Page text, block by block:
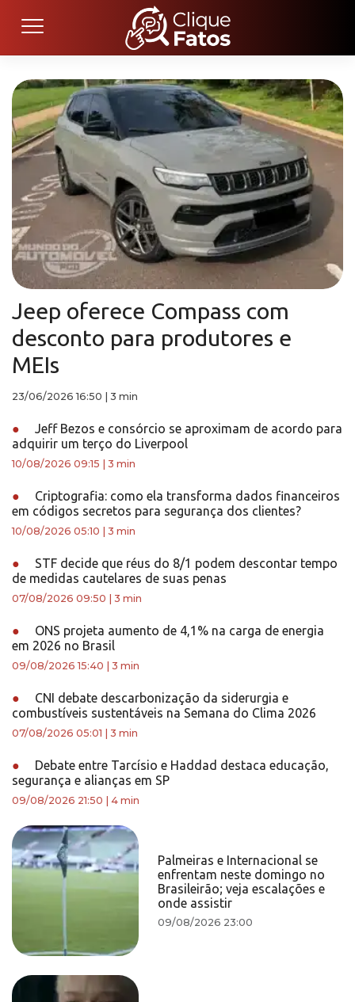
Jeep oferece Compass com
desconto para produtores e
MEIs
23/06/2026 16:50 3 min
●
Jeff Bezos e consórcio se aproximam de acordo para
adquirir um terço do Liverpool
10/08/2026 09:15 3 min
●
Criptografia: como ela transforma dados financeiros
em códigos secretos para segurança dos clientes?
10/08/2026 05:10 3 min
●
STF decide que réus do 8/1 podem descontar tempo
de medidas cautelares de suas penas
07/08/2026 09:50 3 min
●
ONS projeta aumento de 4,1% na carga de energia
em 2026 no Brasil
09/08/2026 15:40 3 min
●
CNI debate descarbonização da siderurgia e
combustíveis sustentáveis na Semana do Clima 2026
07/08/2026 05:01 3 min
●
Debate entre Tarcísio e Haddad destaca educação,
segurança e alianças em SP
09/08/2026 21:50 4 min
Palmeiras e Internacional se
enfrentam neste domingo no
Brasileirão; veja escalações e
onde assistir
09/08/2026 23:00